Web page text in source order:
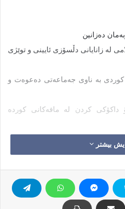
ده‌زانین
له‌ زانایانی دڵسۆزی ئایینی و توێژی
کوردی به‌ ناوی جه‌ماعه‌تی ده‌عوه‌ت و
داکۆکی کردن له‌ مافه‌کانی کورده‌
ئێران به‌ گشتی هه‌ر له‌
1357ی گه‌لانی ئێرانه‌وه‌ سه‌ری هه‌ڵدا و ساڵانێکی
ئه‌هلی سوننه‌تی ئێران به‌ هه‌موو
بیشتر